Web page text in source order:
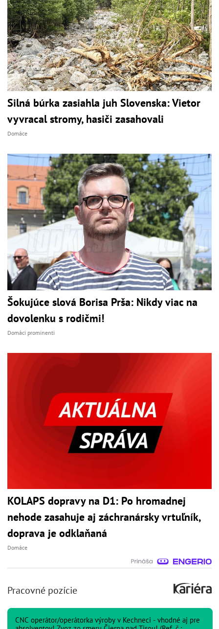
Silná búrka zasiahla juh Slovenska: Vietor
vyvracal stromy, hasiči zasahovali
Domáce
Šokujúce slová Borisa Prša: Nikdy viac na
dovolenku s rodičmi!
Domáci prominenti
KOLAPS dopravy na D1: Po hromadnej
nehode zasahuje aj záchranársky vrtuľník,
doprava je odklaňaná
Domáce
Pracovné pozície
CNC operátor/operátorka výroby v Kechneci - vhodné aj pre